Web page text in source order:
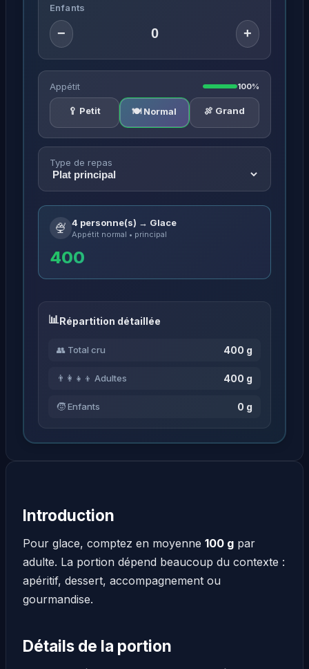
Enfants
− +
Appétit 100%
🥄 Petit 🍽️ Normal 🍖 Grand
Type de repas
🍨 4 personne(s) → Glace
Appétit normal • principal
400
Répartition détaillée
👥 Total cru 400 g
👨‍👩‍👧‍👦 Adultes 400 g
🧒 Enfants 0 g
Introduction
Pour glace, comptez en moyenne 100 g par
adulte. La portion dépend beaucoup du contexte :
apéritif, dessert, accompagnement ou
gourmandise.
Détails de la portion